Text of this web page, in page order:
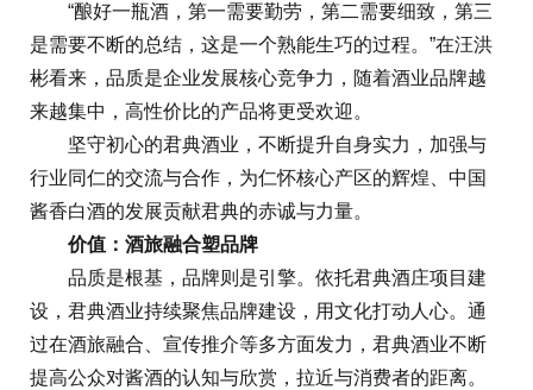
“酿好一瓶酒，第一需要勤劳，第二需要细致，第三
是需要不断的总结，这是一个熟能生巧的过程。”在汪洪
彬看来，品质是企业发展核心竞争力，随着酒业品牌越
来越集中，高性价比的产品将更受欢迎。
坚守初心的君典酒业，不断提升自身实力，加强与
行业同仁的交流与合作，为仁怀核心产区的辉煌、中国
酱香白酒的发展贡献君典的赤诚与力量。
价值：酒旅融合塑品牌
品质是根基，品牌则是引擎。依托君典酒庄项目建
设，君典酒业持续聚焦品牌建设，用文化打动人心。通
过在酒旅融合、宣传推介等多方面发力，君典酒业不断
提高公众对酱酒的认知与欣赏，拉近与消费者的距离。